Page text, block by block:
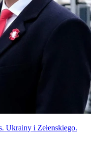
Ukrainy i Zełenskiego.